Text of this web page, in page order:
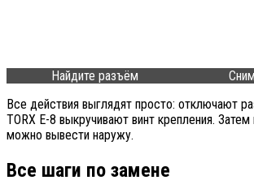
Найдите разъём
Все действия выглядят просто: отключают
TORX E-8 выкручивают винт крепления. Затем
можно вывести наружу.
Все шаги по замене